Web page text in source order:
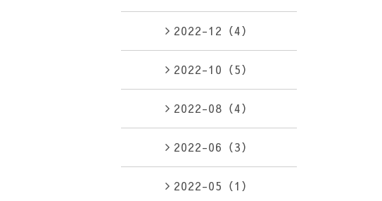
2022-12（4）
2022-10（5）
2022-08（4）
2022-06（3）
2022-05（1）